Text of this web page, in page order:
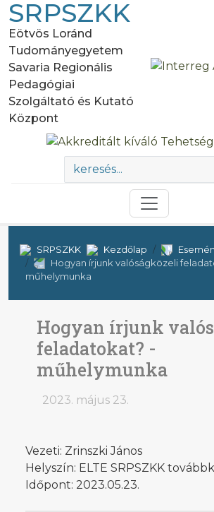
SRPSZKK
Eötvös Loránd
Tudományegyetem
Savaria Regionális
Pedagógiai
Szolgáltató és Kutató
Központ
SRPSZKK Kezdőlap
Hogyan írjunk valóságközeli
műhelymunka
Hogyan írjunk
feladatokat? -
műhelymunka
2023. május 23.
Vezeti: Zrinszki János
Helyszín: ELTE SRPSZKK
Időpont: 2023.05.23.